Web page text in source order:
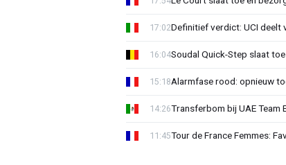
Definitief verdict: UCI deelt
17:02
Soudal Quick-Step slaat
16:04
Alarmfase rood: opnieuw
15:18
Transferbom bij UAE
14:26
Tour de France Femmes:
11:45